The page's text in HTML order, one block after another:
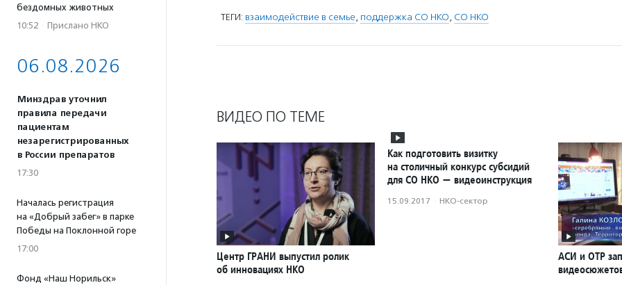
бездомных животных
10:52 · Прислано НКО
06.08.2026
Минздрав уточнил
правила передачи
пациентам
незарегистрированных
в России препаратов
17:30
Началась регистрация
на «Добрый забег» в парке
Победы на Поклонной горе
17:00
Фонд «Наш Норильск»
ТЕГИ: взаимодействие в семье, поддержка СО НКО, СО НКО
ВИДЕО ПО ТЕМЕ
Центр ГРАНИ выпустил ролик
об инновациях НКО
Как подготовить визитку
на столичный конкурс субсидий
для СО НКО — видеоинструкция
15.09.2017 · НКО-сектор
АСИ и ОТР